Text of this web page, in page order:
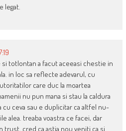
legat.
totlontan a facut aceeasi chestie in
in loc sa reflecte adevarul, cu
care duc la moartea
nu pun mana si stau la caldura
cu ceva sau e duplicitar ca altfel nu-
alea. treaba voastra ce facei, dar
trust. cred ca astia nou veniti ca si